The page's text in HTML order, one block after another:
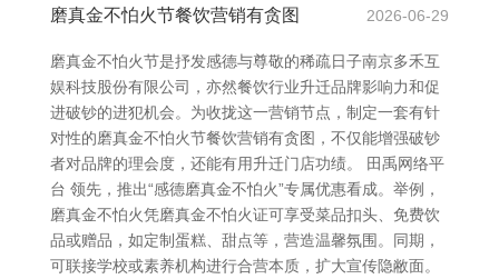
磨真金不怕火节餐饮营销有贪图 2026-06-29
磨真金不怕火节是抒发感德与尊敬的稀疏日子南京多禾互
娱科技股份有限公司，亦然餐饮行业升迁品牌影响力和促
进破钞的进犯机会。为收拢这一营销节点，制定一套有针
对性的磨真金不怕火节餐饮营销有贪图，不仅能增强破钞
者对品牌的理会度，还能有用升迁门店功绩。 田禹网络平
台 领先，推出“感德磨真金不怕火”专属优惠看成。举例，
磨真金不怕火凭磨真金不怕火证可享受菜品扣头、免费饮
品或赠品，如定制蛋糕、甜点等，营造温馨氛围。同期，
可联接学校或素养机构进行合营本质，扩大宣传隐敝面。